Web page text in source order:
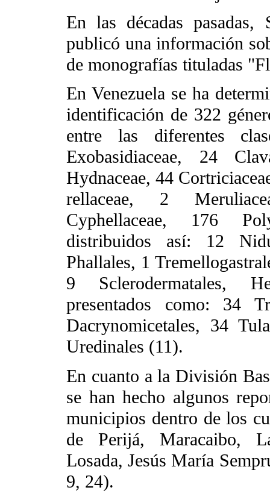
En las décadas
publicó una información
de monografías tituladas
En Venezuela se ha
identificación de 322
entre las diferentes
Exobasidiaceae, 24
Hydnaceae, 44
rellaceae, 2
Cyphellaceae, 176
distribuidos así: 12
Phallales, 1
9 Sclerodermatales,
presentados como: 34
Dacrynomicetales, 34
Uredinales (11).
En cuanto a la División
se han hecho algunos
municipios dentro de los
de Perijá, Maracaibo,
Losada, Jesús María
9, 24).